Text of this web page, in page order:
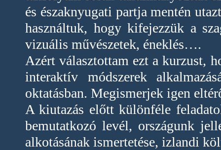
és északnyugati partja mentén
használtuk, hogy kifejezzük a
vizuális művészetek, éneklés….
Azért választottam ezt a kurzust,
interaktív módszerek
oktatásban. Megismerjek igen
A kiutazás előtt különféle
bemutatkozó levél, országunk
alkotásának ismertetése, izlandi